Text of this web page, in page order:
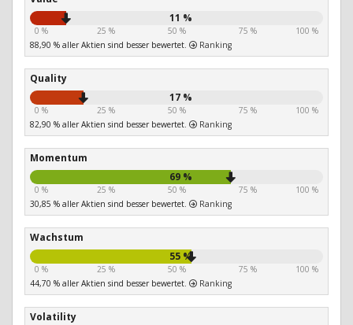
11 %
0 % 25 % 50 % 75 %
100 %
88,90 % aller Aktien sind besser bewertet.
Ranking
Quality
17 %
0 % 25 % 50 % 75 %
100 %
82,90 % aller Aktien sind besser bewertet.
Ranking
Momentum
69 %
0 % 25 % 50 % 75 %
100 %
30,85 % aller Aktien sind besser bewertet.
Ranking
Wachstum
55 %
0 % 25 % 50 % 75 %
100 %
44,70 % aller Aktien sind besser bewertet.
Ranking
Volatility